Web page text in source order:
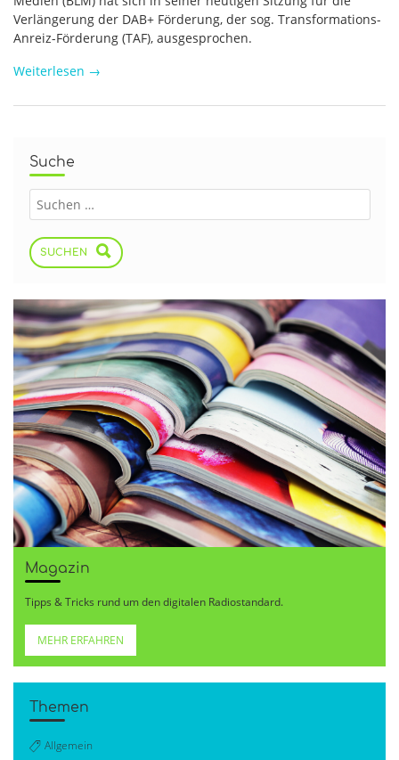
Verlängerung der DAB+ Förderung, der sog. Transformations-
Anreiz-Förderung (TAF), ausgesprochen.
Weiterlesen →
Suche
SUCHEN
Magazin
Tipps & Tricks rund um den digitalen Radiostandard.
MEHR ERFAHREN
Themen
Allgemein